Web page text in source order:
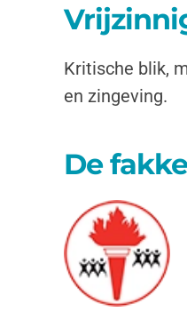
Kritische blik,
en zingeving.
De